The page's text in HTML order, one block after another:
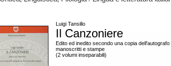
Luigi Tansillo
Il Canzoniere
Edito ed inedito secondo una copia dell'autografo
manoscritti e stampe
(2 volumi inseparabili)